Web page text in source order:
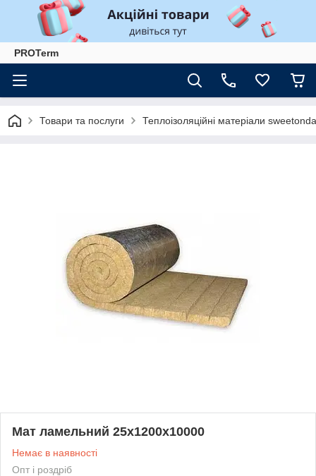
PROTerm
Товари та послуги Теплоізоляційні матеріали
Мат ламельний 25х1200х10000
Немає в наявності
Опт і роздріб